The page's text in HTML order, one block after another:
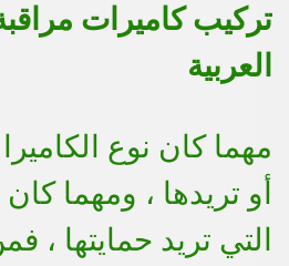
تركيب كاميرات
العربية
مهما كان نوع
أو تريدها ، ومهما كان
التي تريد حمايتها ،